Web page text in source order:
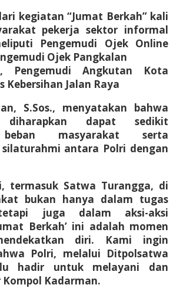
kegiatan “Jumat Berkah” kali
pekerja sektor informal
Pengemudi Ojek Online
Ojek Pangkalan
Pengemudi Angkutan Kota
Kebersihan Jalan Raya
S.Sos., menyatakan bahwa
dapat sedikit
beban masyarakat serta
antara Polri dengan
termasuk Satwa Turangga, di
bukan hanya dalam tugas
juga dalam aksi-aksi
Berkah’ ini adalah momen
diri. Kami ingin
Polri, melalui Ditpolsatwa
hadir untuk melayani dan
Kadarman.